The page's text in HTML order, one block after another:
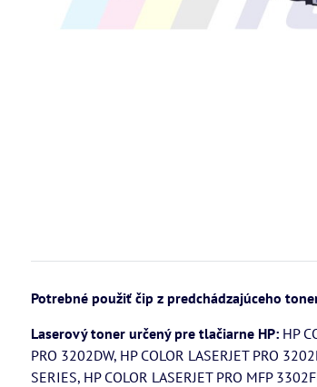
Potrebné použiť čip z predchádzajúceho
Laserový toner určený pre tlačiarne HP:HP
PRO 3202DW, HP COLOR LASERJET PRO
SERIES, HP COLOR LASERJET PRO MFP